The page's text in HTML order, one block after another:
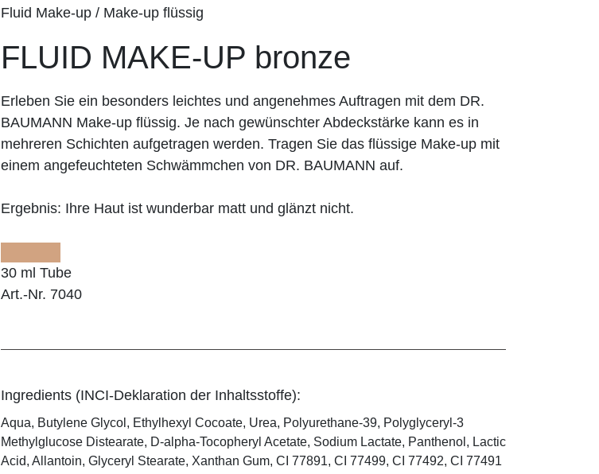
Fluid Make-up / Make-up flüssig
FLUID MAKE-UP bronze
Erleben Sie ein besonders leichtes und angenehmes Auftragen mit dem DR.
BAUMANN Make-up flüssig. Je nach gewünschter Abdeckstärke kann es in
mehreren Schichten aufgetragen werden. Tragen Sie das flüssige Make-up mit
einem angefeuchteten Schwämmchen von DR. BAUMANN auf.
Ergebnis: Ihre Haut ist wunderbar matt und glänzt nicht.
30 ml Tube
Art.-Nr. 7040
Ingredients (INCI-Deklaration der Inhaltsstoffe):
Aqua, Butylene Glycol, Ethylhexyl Cocoate, Urea, Polyurethane-39, Polyglyceryl-3
Methylglucose Distearate, D-alpha-Tocopheryl Acetate, Sodium Lactate, Panthenol, Lactic
Acid, Allantoin, Glyceryl Stearate, Xanthan Gum, CI 77891, CI 77499, CI 77492, CI 77491